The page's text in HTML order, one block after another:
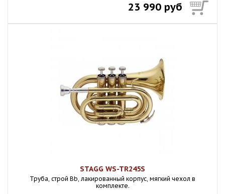
23 990 руб
STAGG WS-TR245S
Труба, строй Bb, лакированный корпус, мягкий чехол в
комплекте.